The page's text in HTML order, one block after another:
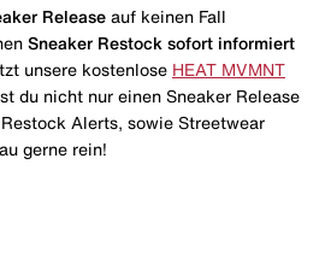
Release auf keinen Fall
Sneaker Restock sofort informiert
unsere kostenlose HEAT MVMNT
du nicht nur einen Sneaker Release
Alerts, sowie Streetwear
gerne rein!